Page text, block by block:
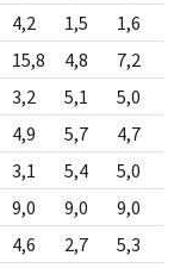
4,2 1,5 1,6
15,8 4,8 7,2
3,2 5,1 5,0
4,9 5,7 4,7
3,1 5,4 5,0
9,0 9,0 9,0
4,6 2,7 5,3